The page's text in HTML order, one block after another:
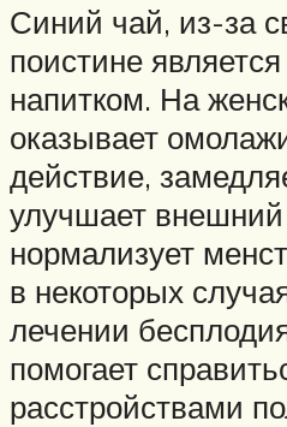
Синий чай, из-за
поистине
напитком. На
оказывает
действие,
улучшает
нормализует
в некоторых
лечении
помогает
расстройствами